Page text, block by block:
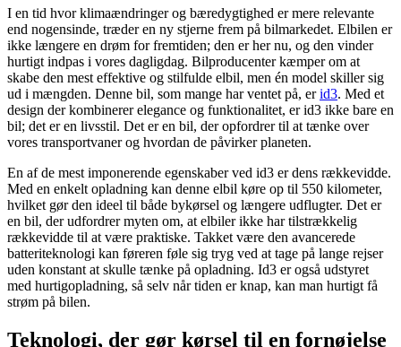
I en tid hvor klimaændringer og bæredygtighed er mere relevante
end nogensinde, træder en ny stjerne frem på bilmarkedet. Elbilen er
ikke længere en drøm for fremtiden; den er her nu, og den vinder
hurtigt indpas i vores dagligdag. Bilproducenter kæmper om at
skabe den mest effektive og stilfulde elbil, men én model skiller sig
ud i mængden. Denne bil, som mange har ventet på, erid3. Med et
design der kombinerer elegance og funktionalitet, er id3 ikke bare en
bil; det er en livsstil. Det er en bil, der opfordrer til at tænke over
vores transportvaner og hvordan de påvirker planeten.
En af de mest imponerende egenskaber ved id3 er dens rækkevidde.
Med en enkelt opladning kan denne elbil køre op til 550 kilometer,
hvilket gør den ideel til både bykørsel og længere udflugter. Det er
en bil, der udfordrer myten om, at elbiler ikke har tilstrækkelig
rækkevidde til at være praktiske. Takket være den avancerede
batteriteknologi kan føreren føle sig tryg ved at tage på lange rejser
uden konstant at skulle tænke på opladning. Id3 er også udstyret
med hurtigopladning, så selv når tiden er knap, kan man hurtigt få
strøm på bilen.
Teknologi, der gør kørsel til en fornøjelse